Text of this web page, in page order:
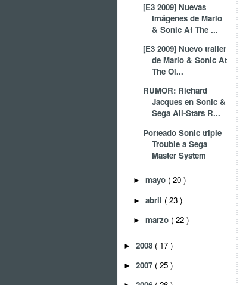
[E3 2009] Nuevas
Imágenes de Mario
& Sonic At The ...
[E3 2009] Nuevo trailer
de Mario & Sonic At
The Ol...
RUMOR: Richard
Jacques en Sonic &
Sega All-Stars R...
Porteado Sonic triple
Trouble a Sega
Master System
► mayo ( 20 )
► abril ( 23 )
► marzo ( 22 )
► 2008 ( 17 )
► 2007 ( 25 )